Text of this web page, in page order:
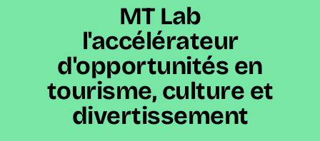
MT Lab
l'accélérateur
d'opportunités en
tourisme, culture et
divertissement